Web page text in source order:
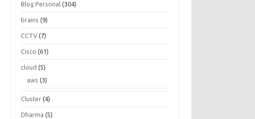
Blog Personal (304)
brains (9)
CCTV (7)
Cisco (61)
cloud (5)
aws (3)
Cluster (4)
Dharma (5)